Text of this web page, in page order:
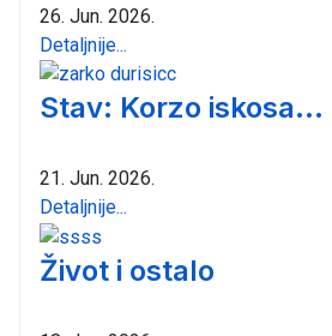
26. Jun. 2026.
Detaljnije...
Stav: Korzo iskosa...
21. Jun. 2026.
Detaljnije...
Život i ostalo